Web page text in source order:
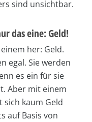
sind unsichtbar.
das eine: Geld!
her: Geld.
egal. Sie werden
es ein für sie
Aber mit einem
sich kaum Geld
auf Basis von